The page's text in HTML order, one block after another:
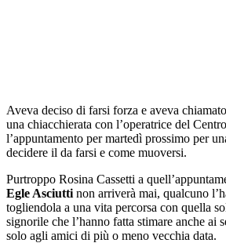
Aveva deciso di farsi forza e aveva
una chiacchierata con l’operatrice del
l’appuntamento per martedì prossimo per
decidere il da farsi e come muoversi.
Purtroppo Rosina Cassetti a
Egle Asciutti non arriverà mai, qualcuno
togliendola a una vita percorsa con quella
signorile che l’hanno fatta stimare anche ai
solo agli amici di più o meno vecchia data.